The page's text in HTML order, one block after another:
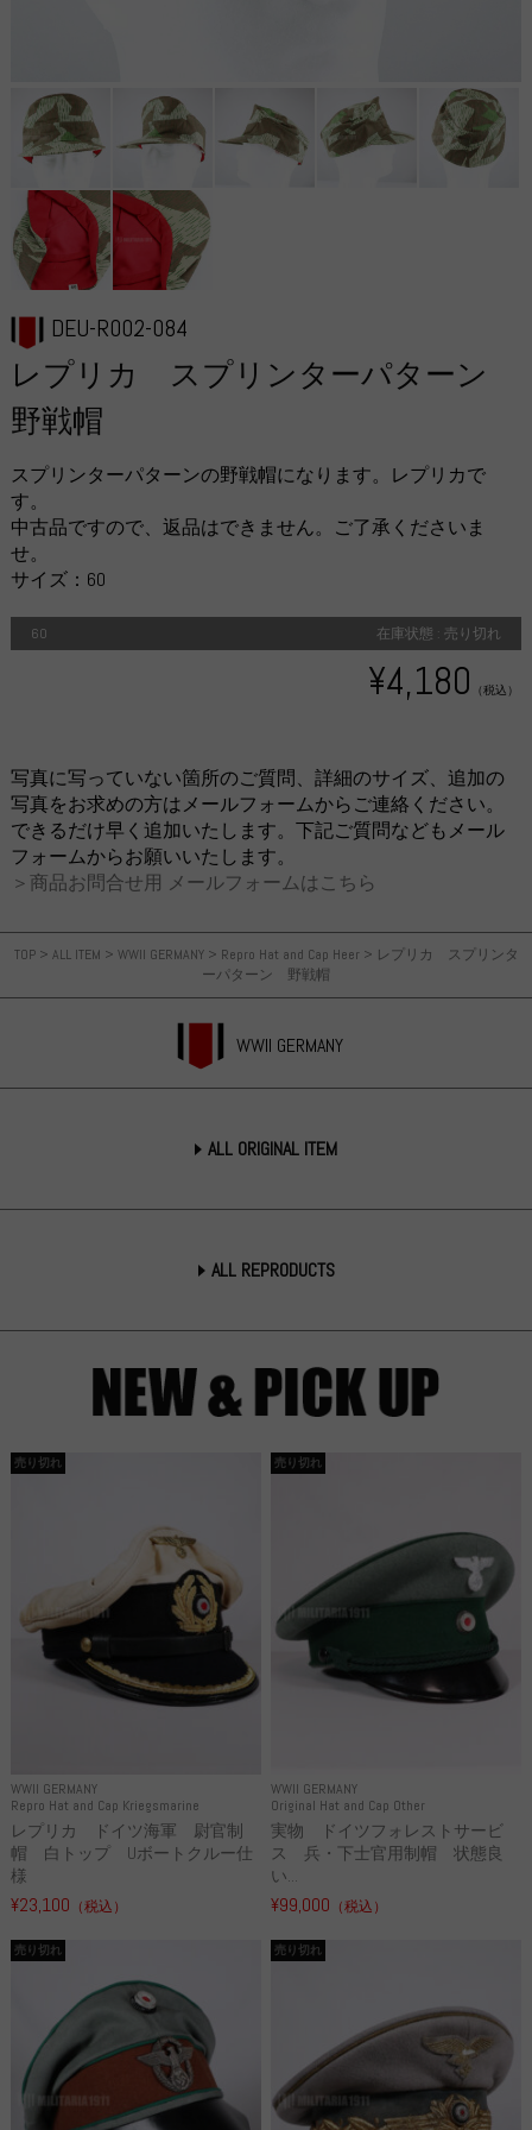
TOP> ALL ITEM > WWII GERMANY> Repro Hat and Cap Heer > レプリカ スプリンタ
ーパターン 野戦帽
WWII GERMANY
ALL ORIGINAL ITEM
ALL REPRODUCTS
DEU-R002-084
レプリカ スプリンターパターン
野戦帽
スプリンターパターンの野戦帽になります。レプリカで
す。
中古品ですので、返品はできません。ご了承くださいま
せ。
サイズ：60
60 在庫状態 : 売り切れ
¥4,180 （税込）
写真に写っていない箇所のご質問、詳細のサイズ、追加の
写真をお求めの方はメールフォームからご連絡ください。
できるだけ早く追加いたします。下記ご質問などもメール
フォームからお願いいたします。
＞商品お問合せ用 メールフォームはこちら
WWII GERMANY
Repro Hat and Cap Kriegsmarine
売り切れ
レプリカ ドイツ海軍 尉官制
帽 白トップ Uボートクルー仕
様
¥23,100 （税込）
WWII GERMANY
Original Hat and Cap Other
売り切れ
実物 ドイツフォレストサービ
ス 兵・下士官用制帽 状態良
い...
¥99,000 （税込）
売り切れ 売り切れ